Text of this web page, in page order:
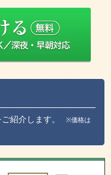
紹介します。
※価格は